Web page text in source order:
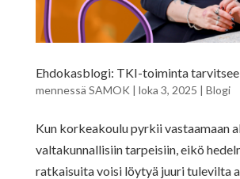
Ehdokasblogi: TKI-toiminta
mennessä SAMOK | loka 3, 2025 | Blogi
Kun korkeakoulu pyrkii vastaamaan
valtakunnallisiin tarpeisiin, eikö
ratkaisuita voisi löytyä juuri tulevilta